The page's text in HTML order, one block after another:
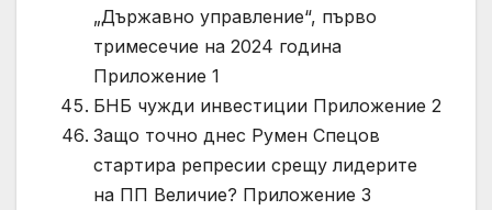
„Държавно управление“, първо
тримесечие на 2024 година
Приложение 1
БНБ чужди инвестиции Приложение 2
Защо точно днес Румен Спецов
стартира репресии срещу лидерите
на ПП Величие? Приложение 3